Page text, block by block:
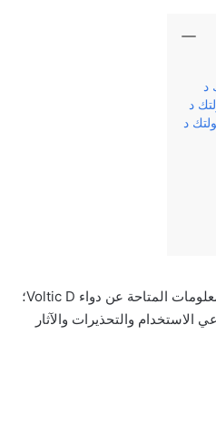
د
د
د
وفي مقالنا هذا سنناقش أهم المعلومات المتاحة عن دواء Voltic D؛
الاستخدام والتحذيرات والآثار